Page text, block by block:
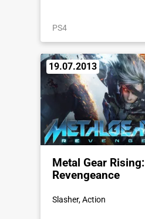
PS4
19.07.2013
Metal Gear Rising:
Revengeance
Slasher, Action